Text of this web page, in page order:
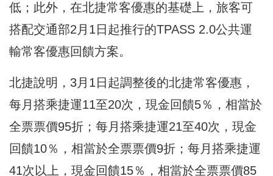
低；此外，在北捷常客優惠的基礎上，旅客可
搭配交通部2月1日起推行的TPASS 2.0公共運
輸常客優惠回饋方案。
北捷說明，3月1日起調整後的北捷常客優惠，
每月搭乘捷運11至20次，現金回饋5％，相當於
全票票價95折；每月搭乘捷運21至40次，現金
回饋10％，相當於全票票價9折；每月搭乘捷運
41次以上，現金回饋15％，相當於全票票價85